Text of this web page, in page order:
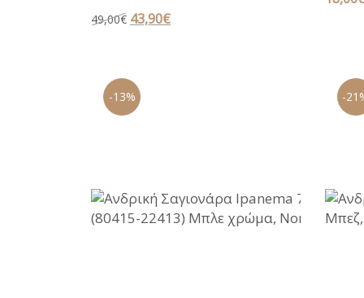
49,00€ Original
49,00€.
43,90€Η
-13% -